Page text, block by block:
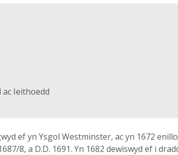
ac Ieithoedd
ef yn Ysgol Westminster, ac yn 1672
8, a D.D. 1691. Yn 1682 dewiswyd ef i